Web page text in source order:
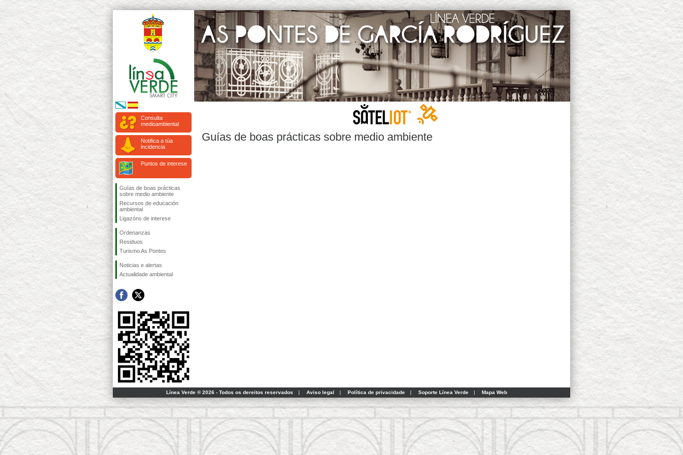
Consulta
medioambiental
Notifica a túa
incidencia
Puntos de interese
Guías de boas prácticas
sobre medio ambiente
Recursos de educación
ambiental
Ligazóns de interese
Ordenanzas
Residuos
Turismo As Pontes
Noticias e alertas
Actualidade ambiental
Guías de boas prácticas sobre medio ambiente
Línea Verde ® 2026 - Todos os dereitos reservados | Aviso legal | Política de privacidade | Soporte Línea Verde | Mapa Web